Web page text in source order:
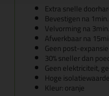
Extra snelle
Bevestigen na 1min.
Velvorming na 3min.
Afwerkbaar na
Geen post-
30% sneller dan
Geen elektriciteit,
Hoge isolatiewaarde
Kleur: oranje